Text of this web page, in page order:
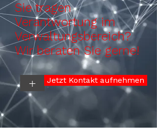
Sie tragen
Verantwortung im
Verwaltungsbereich?
Wir beraten Sie gerne!
+ Jetzt Kontakt aufnehmen